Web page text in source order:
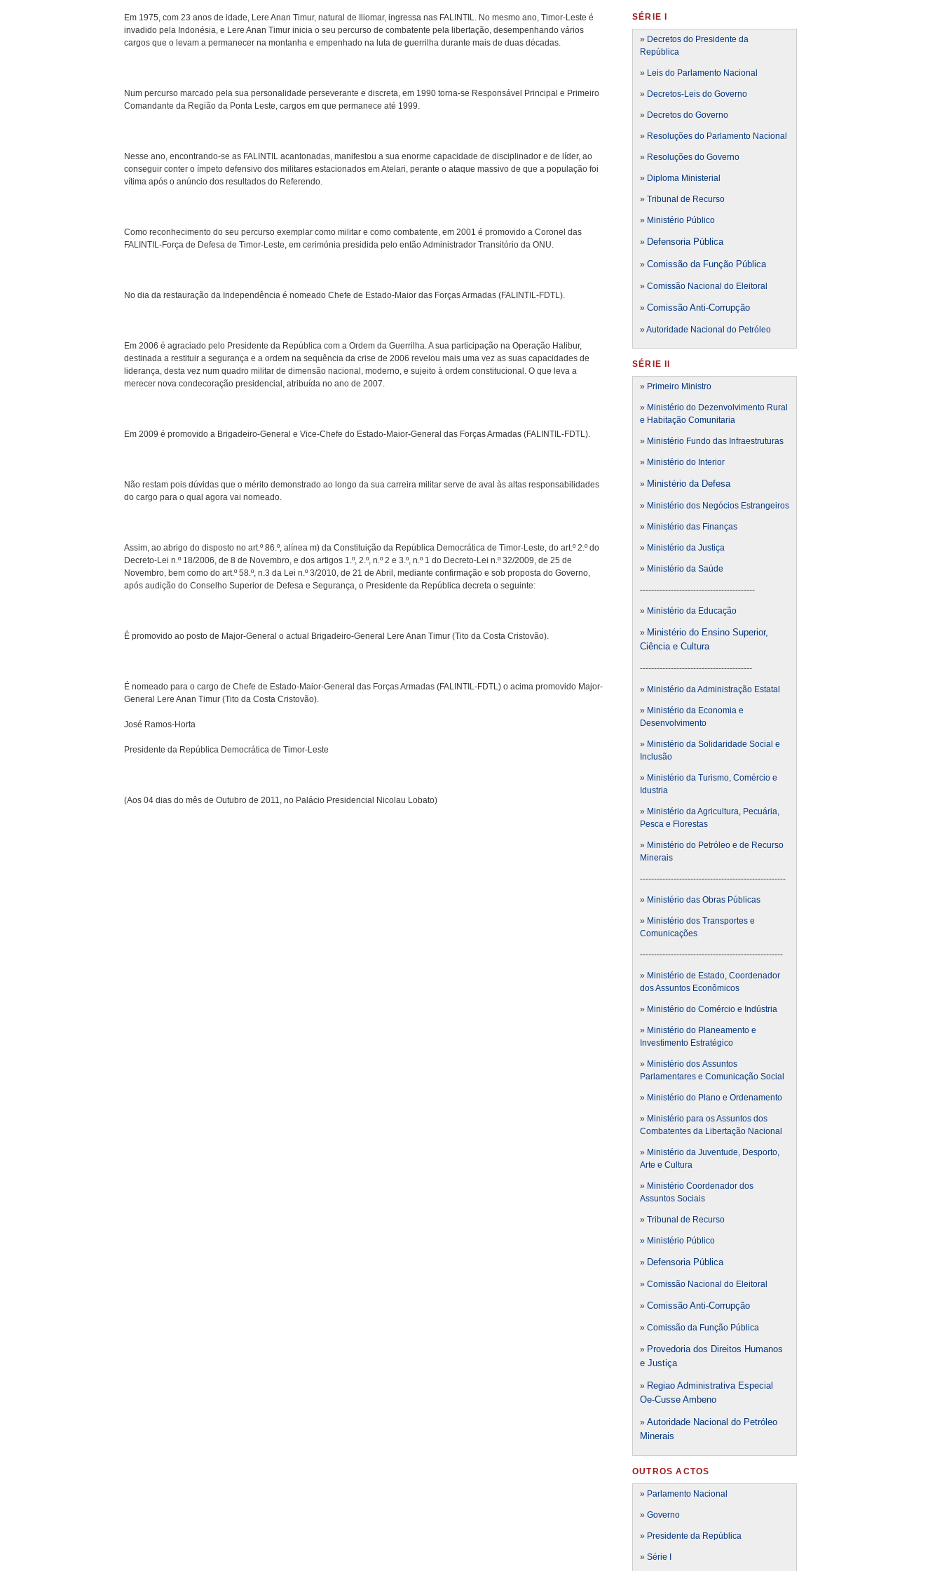
Em 1975, com 23 anos de idade, Lere Anan Timur, natural de Iliomar, ingressa nas FALINTIL. No mesmo ano, Timor-Leste é
invadido pela Indonésia, e Lere Anan Timur inicia o seu percurso de combatente pela libertação, desempenhando vários
cargos que o levam a permanecer na montanha e empenhado na luta de guerrilha durante mais de duas décadas.
Num percurso marcado pela sua personalidade perseverante e discreta, em 1990 torna-se Responsável Principal e Primeiro
Comandante da Região da Ponta Leste, cargos em que permanece até 1999.
Nesse ano, encontrando-se as FALINTIL acantonadas, manifestou a sua enorme capacidade de disciplinador e de líder, ao
conseguir conter o ímpeto defensivo dos militares estacionados em Atelari, perante o ataque massivo de que a população foi
vítima após o anúncio dos resultados do Referendo.
Como reconhecimento do seu percurso exemplar como militar e como combatente, em 2001 é promovido a Coronel das
FALINTIL-Força de Defesa de Timor-Leste, em cerimónia presidida pelo então Administrador Transitório da ONU.
No dia da restauração da Independência é nomeado Chefe de Estado-Maior das Forças Armadas (FALINTIL-FDTL).
Em 2006 é agraciado pelo Presidente da República com a Ordem da Guerrilha. A sua participação na Operação Halibur,
destinada a restituir a segurança e a ordem na sequência da crise de 2006 revelou mais uma vez as suas capacidades de
liderança, desta vez num quadro militar de dimensão nacional, moderno, e sujeito à ordem constitucional. O que leva a
merecer nova condecoração presidencial, atribuída no ano de 2007.
Em 2009 é promovido a Brigadeiro-General e Vice-Chefe do Estado-Maior-General das Forças Armadas (FALINTIL-FDTL).
Não restam pois dúvidas que o mérito demonstrado ao longo da sua carreira militar serve de aval às altas responsabilidades
do cargo para o qual agora vai nomeado.
Assim, ao abrigo do disposto no art.º 86.º, alínea m) da Constituição da República Democrática de Timor-Leste, do art.º 2.º do
Decreto-Lei n.º 18/2006, de 8 de Novembro, e dos artigos 1.º, 2.º, n.º 2 e 3.º, n.º 1 do Decreto-Lei n.º 32/2009, de 25 de
Novembro, bem como do art.º 58.º, n.3 da Lei n.º 3/2010, de 21 de Abril, mediante confirmação e sob proposta do Governo,
após audição do Conselho Superior de Defesa e Segurança, o Presidente da República decreta o seguinte:
É promovido ao posto de Major-General o actual Brigadeiro-General Lere Anan Timur (Tito da Costa Cristovão).
É nomeado para o cargo de Chefe de Estado-Maior-General das Forças Armadas (FALINTIL-FDTL) o acima promovido Major-
General Lere Anan Timur (Tito da Costa Cristovão).
José Ramos-Horta
Presidente da República Democrática de Timor-Leste
(Aos 04 dias do mês de Outubro de 2011, no Palácio Presidencial Nicolau Lobato)
SÉRIE I
» Decretos do Presidente da
República
» Leis do Parlamento Nacional
» Decretos-Leis do Governo
» Decretos do Governo
» Resoluções do Parlamento Nacional
» Resoluções do Governo
» Diploma Ministerial
» Tribunal de Recurso
» Ministério Público
» Defensoria Pública
» Comissão da Função Pública
» Comissão Nacional do Eleitoral
» Comissão Anti-Corrupção
» Autoridade Nacional do Petróleo
SÉRIE II
» Primeiro Ministro
» Ministério do Dezenvolvimento Rural
e Habitação Comunitaria
» Ministério Fundo das Infraestruturas
» Ministério do Interior
» Ministério da Defesa
» Ministério dos Negócios Estrangeiros
» Ministério das Finanças
» Ministério da Justiça
» Ministério da Saúde
-----------------------------------------
» Ministério da Educação
» Ministério do Ensino Superior,
Ciência e Cultura
----------------------------------------
» Ministério da Administração Estatal
» Ministério da Economia e
Desenvolvimento
» Ministério da Solidaridade Social e
Inclusão
» Ministério da Turismo, Comércio e
Idustria
» Ministério da Agricultura, Pecuária,
Pesca e Florestas
» Ministério do Petróleo e de Recurso
Minerais
----------------------------------------------------
» Ministério das Obras Públicas
» Ministério dos Transportes e
Comunicações
---------------------------------------------------
» Ministério de Estado, Coordenador
dos Assuntos Econômicos
» Ministério do Comércio e Indústria
» Ministério do Planeamento e
Investimento Estratégico
» Ministério dos Assuntos
Parlamentares e Comunicação Social
» Ministério do Plano e Ordenamento
» Ministério para os Assuntos dos
Combatentes da Libertação Nacional
» Ministério da Juventude, Desporto,
Arte e Cultura
» Ministério Coordenador dos
Assuntos Sociais
» Tribunal de Recurso
» Ministério Público
» Defensoria Pública
» Comissão Nacional do Eleitoral
» Comissão Anti-Corrupção
» Comissão da Função Pública
» Provedoria dos Direitos Humanos
e Justiça
» Regiao Administrativa Especial
Oe-Cusse Ambeno
» Autoridade Nacional do Petróleo
Minerais
OUTROS ACTOS
» Parlamento Nacional
» Governo
» Presidente da República
» Série I